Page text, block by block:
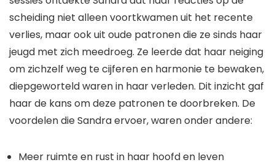
scheiding niet alleen voortkwamen uit het recente
verlies, maar ook uit oude patronen die ze sinds haar
jeugd met zich meedroeg. Ze leerde dat haar neiging
om zichzelf weg te cijferen en harmonie te bewaken,
diepgeworteld waren in haar verleden. Dit inzicht gaf
haar de kans om deze patronen te doorbreken. De
voordelen die Sandra ervoer, waren onder andere:
Meer ruimte en rust in haar hoofd en leven